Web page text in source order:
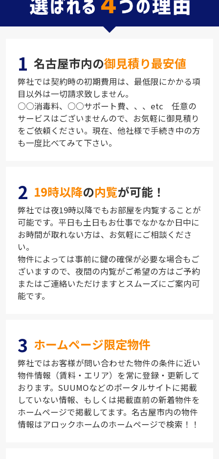
1 名古屋市内の御見積り最安値
弊社では契約時の初期費用は、最低限にかかる項
目以外は一切請求致しません。
○○消毒料、○○サポート費、、、etc 任意の
サービスはございませんので、お気軽に御見積り
をご依頼ください。現在、他社様で手続き中の方
も一度比べてみて下さい。
2 19時以降の内覧が可能！
弊社では夜19時以降でもお部屋を内覧することが
可能です。平日も土日もお仕事でなかなか日中に
お時間が取れない方は、お気軽にご相談くださ
い。
物件によっては事前に鍵の確保が必要な場合もご
ざいますので、夜間の内覧がご希望の方はご予約
またはご連絡いただけますとスムーズにご案内可
能です。
3 ホームページ限定物件
弊社ではお客様が問い合わせた物件の条件に近い
物件情報（賃料・エリア）を常に登録・更新して
おります。SUUMOなどのポータルサイトに掲載
していない情報、もしくは掲載直前の新着物件を
ホームページで掲載してます。名古屋市内の物件
情報はアロックホームのホームページで検索！！